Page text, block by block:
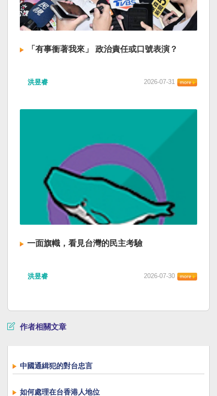
「有事衝著我來」 政治責任或口號表演？
洪昱睿 2026-07-31
一面旗幟，看見台灣的民主考驗
洪昱睿 2026-07-30
作者相關文章
中國通緝犯的對台忠言
如何處理在台香港人地位